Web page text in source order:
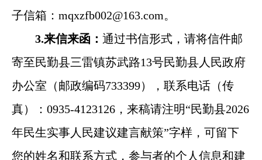
子信箱：mqxzfb002@163.com。
3.来信来函： 通过书信形式，请将信件邮
寄至民勤县三雷镇苏武路13号民勤县人民政府
办公室（邮政编码733399），联系电话（传
真）：0935-4123126，来稿请注明“民勤县2026
年民生实事人民建议建言献策”字样，可留下
您的姓名和联系方式，参与者的个人信息和建